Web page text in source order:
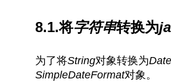
8.1.将字符串转换为
为了将String对象转换为Date
SimpleDateFormat对象。